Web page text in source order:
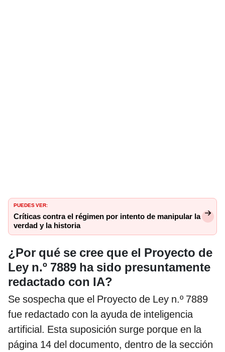
PUEDES VER:
Críticas contra el régimen por intento de manipular la
verdad y la historia
¿Por qué se cree que el Proyecto de
Ley n.º 7889 ha sido presuntamente
redactado con IA?
Se sospecha que el Proyecto de Ley n.º 7889
fue redactado con la ayuda de inteligencia
artificial. Esta suposición surge porque en la
página 14 del documento, dentro de la sección